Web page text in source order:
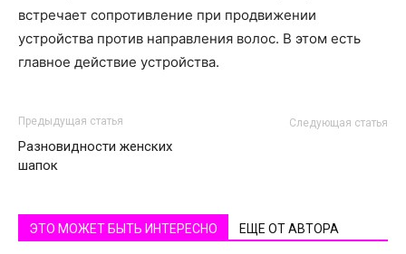
встречает сопротивление при продвижении
устройства против направления волос. В этом есть
главное действие устройства.
Предыдущая статья
Разновидности женских
шапок
Следующая статья
ЭТО МОЖЕТ БЫТЬ ИНТЕРЕСНО ЕЩЕ ОТ АВТОРА